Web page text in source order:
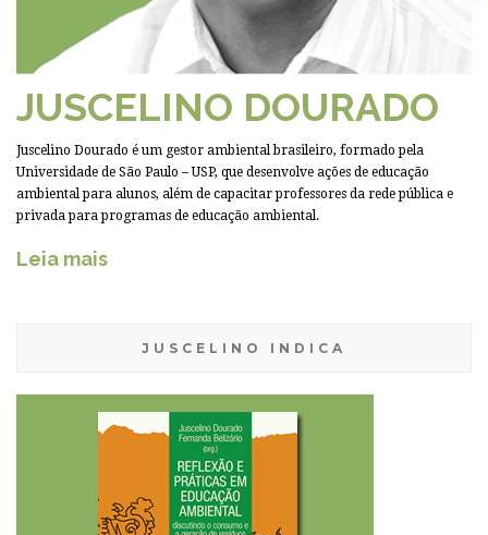
JUSCELINO DOURADO
Juscelino Dourado é um gestor ambiental brasileiro, formado pela
Universidade de São Paulo – USP, que desenvolve ações de educação
ambiental para alunos, além de capacitar professores da rede pública e
privada para programas de educação ambiental.
Leia mais
JUSCELINO INDICA